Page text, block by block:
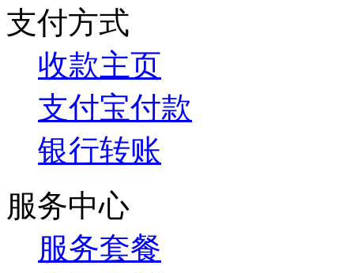
支付方式
收款主页
支付宝付款
银行转账
服务中心
服务套餐